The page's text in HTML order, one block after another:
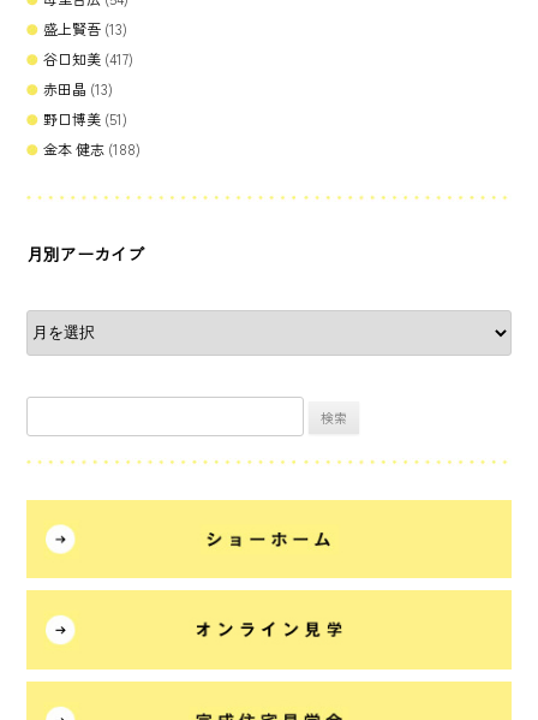
盛上賢吾 (13)
谷口知美 (417)
赤田晶 (13)
野口博美 (51)
金本 健志 (188)
月別アーカイブ